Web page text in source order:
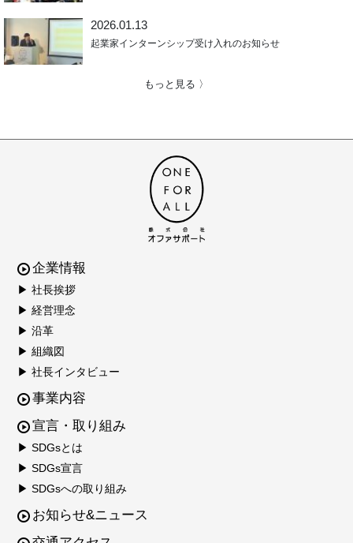
2026.01.13
起業家インターンシップ受け入れのお知らせ
もっと見る 〉
企業情報
▶ 社長挨拶
▶ 経営理念
▶ 沿革
▶ 組織図
▶ 社長インタビュー
事業内容
宣言・取り組み
▶ SDGsとは
▶ SDGs宣言
▶ SDGsへの取り組み
お知らせ&ニュース